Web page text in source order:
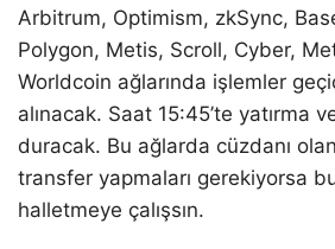
Arbitrum, Optimism, zkSync,
Polygon, Metis, Scroll, Cyber,
Worldcoin ağlarında işlemler
alınacak. Saat 15:45’te yatırma
duracak. Bu ağlarda cüzdanı
transfer yapmaları gerekiyorsa
halletmeye çalışsın.